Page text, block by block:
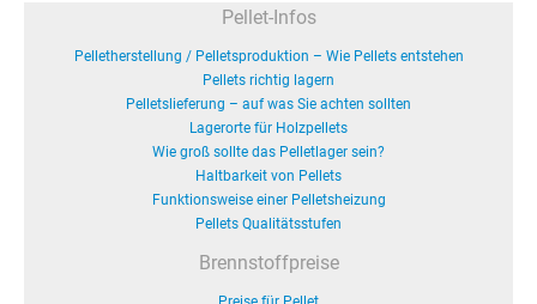
Pellet-Infos
Pelletherstellung / Pelletsproduktion – Wie Pellets entstehen
Pellets richtig lagern
Pelletslieferung – auf was Sie achten sollten
Lagerorte für Holzpellets
Wie groß sollte das Pelletlager sein?
Haltbarkeit von Pellets
Funktionsweise einer Pelletsheizung
Pellets Qualitätsstufen
Brennstoffpreise